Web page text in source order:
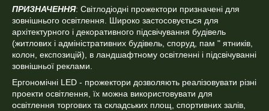
ПРИЗНАЧЕННЯ: Світлодіодні прожектори призначені для
зовнішнього освітлення. Широко застосовується для
архітектурного і декоративного підсвічування будівель
(житлових і адміністративних будівель, споруд, пам " ятників,
колон, експозицій), в ландшафтному освітленні і підсвічуванні
зовнішньої реклами.
Ергономічні LED - прожектори дозволяють реалізовувати різні
проекти освітлення, їх можна використовувати для
освітлення торгових та складських площ, спортивних залів,